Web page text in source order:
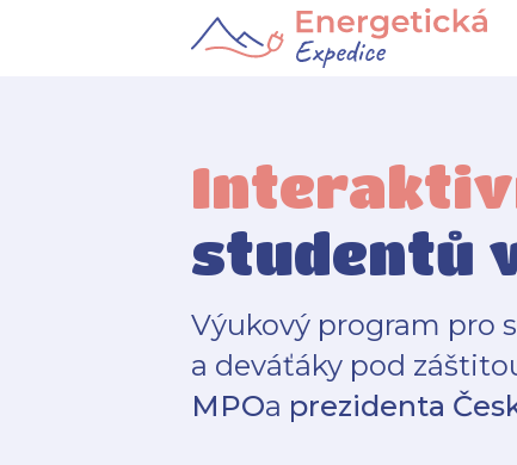
studentů
Výukový program pro
a deváťáky pod
MPOa prezidenta